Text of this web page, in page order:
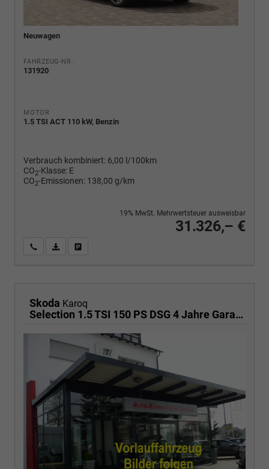
Neuwagen
FAHRZEUG-NR.
131920
MOTOR
1.5 TSI ACT 110 kW, Benzin
Verbrauch kombiniert: 6,00 l/100km
CO2-Klasse: E
CO2-Emissionen: 138,00 g/km
31.326,– €
19% MwSt. Mehrwertsteuer ausweisbar
Wir rufen Sie anPDF-Fahrzeugexposé drucken
Skoda Karoq
Selection 1.5 TSI 150 PS DSG 4 Jahre Garantie-Anhängerkupplung-Keyless Start-AppleCarPlay-AndroidAuto-Sunset-Tempomat-2-Zonen-Klima-16''Alu